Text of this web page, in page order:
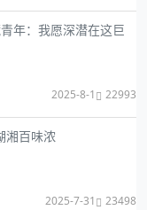
年：我愿深潜在这巨
2025-8-1 22993
湘百味浓
2025-7-31 23498